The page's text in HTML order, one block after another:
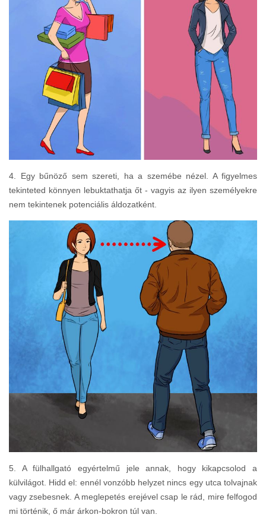
4. Egy bűnöző sem szereti, ha a szemébe nézel. A figyelmes
tekinteted könnyen lebuktathatja őt - vagyis az ilyen személyekre
nem tekintenek potenciális áldozatként.
5. A fülhallgató egyértelmű jele annak, hogy kikapcsolod a
külvilágot. Hidd el: ennél vonzóbb helyzet nincs egy utca tolvajnak
vagy zsebesnek. A meglepetés erejével csap le rád, mire felfogod
mi történik, ő már árkon-bokron túl van.